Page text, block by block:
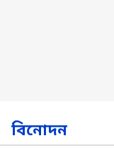
বিনোদন